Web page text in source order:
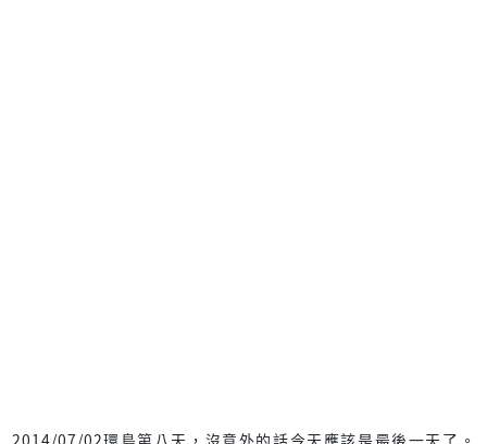
2014/07/02環島第八天，沒意外的話今天應該是最後一天了。